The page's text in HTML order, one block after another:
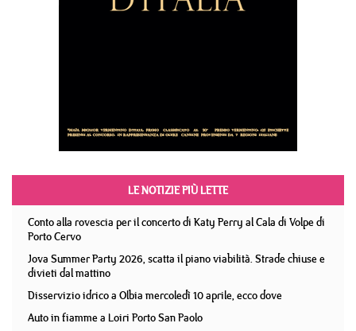
LE NOTIZIE PIÙ LETTE
Conto alla rovescia per il concerto di Katy Perry al Cala di Volpe di
Porto Cervo
Jova Summer Party 2026, scatta il piano viabilità. Strade chiuse e
divieti dal mattino
Disservizio idrico a Olbia mercoledì 10 aprile, ecco dove
Auto in fiamme a Loiri Porto San Paolo